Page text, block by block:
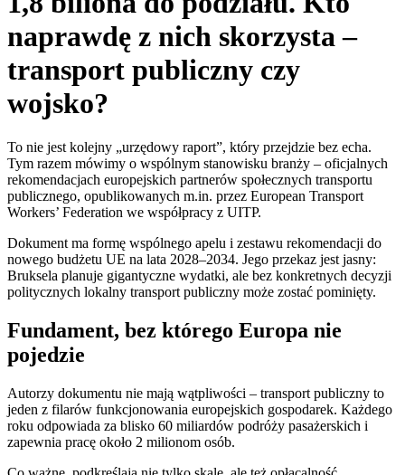
naprawdę z nich skorzysta –
transport publiczny czy
wojsko?
To nie jest kolejny „urzędowy raport”, który przejdzie bez echa.
Tym razem mówimy o wspólnym stanowisku branży – oficjalnych
rekomendacjach europejskich partnerów społecznych transportu
publicznego, opublikowanych m.in. przez European Transport
Workers’ Federation we współpracy z UITP.
Dokument ma formę wspólnego apelu i zestawu rekomendacji do
nowego budżetu UE na lata 2028–2034. Jego przekaz jest jasny:
Bruksela planuje gigantyczne wydatki, ale bez konkretnych decyzji
politycznych lokalny transport publiczny może zostać pominięty.
Fundament, bez którego Europa nie
pojedzie
Autorzy dokumentu nie mają wątpliwości – transport publiczny to
jeden z filarów funkcjonowania europejskich gospodarek. Każdego
roku odpowiada za blisko 60 miliardów podróży pasażerskich i
zapewnia pracę około 2 milionom osób.